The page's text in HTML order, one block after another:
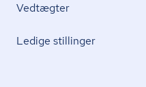
Vedtægter
Ledige stillinger